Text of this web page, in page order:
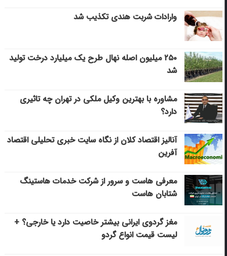
وارادات شربت هندی تکذیب شد
۲۵۰ میلیون اصله نهال طرح یک میلیارد درخت تولید
شد
مشاوره با بهترین وکیل ملکی در تهران چه تاثیری
دارد؟
آنالیز اقتصاد کلان از نگاه سایت خبری تحلیلی اقتصاد
آفرین
معرفی هاست و سرور از شرکت خدمات هاستینگ
شتابان هاست
مغز گردوی ایرانی بیشتر خاصیت دارد یا خارجی؟ +
لیست قیمت انواع گردو